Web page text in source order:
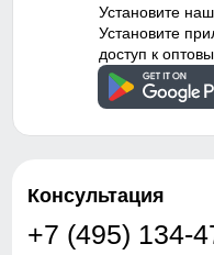
Установите
Установите
доступ к
Консультация
+7 (495) 134-